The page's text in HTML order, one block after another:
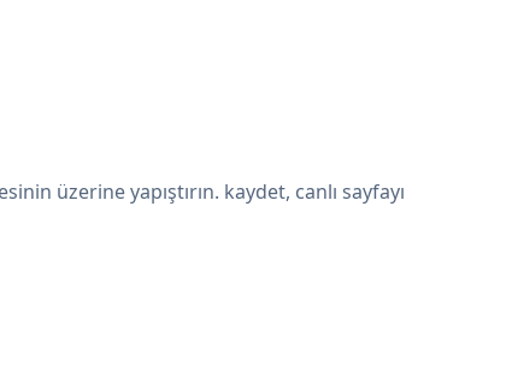
üzerine yapıştırın. kaydet, canlı sayfayı